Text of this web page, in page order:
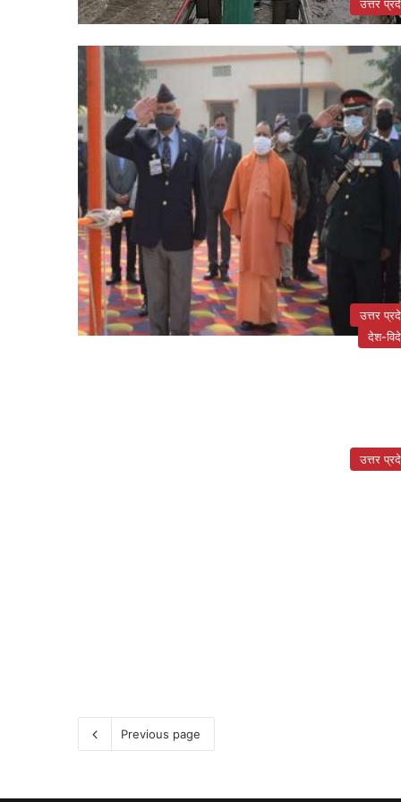
उत्तर
उत्तर
देश-
उत्तर
Previous page